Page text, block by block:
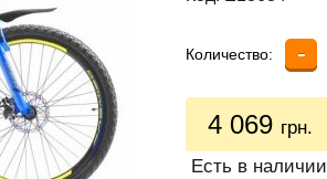
Количество: -
4 069 грн.
Есть в наличии